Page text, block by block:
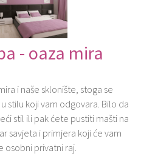
- oaza mira
i naše sklonište, stoga se
stilu koji vam odgovara. Bilo da
stil ili pak ćete pustiti mašti na
savjeta i primjera koji će vam
osobni privatni raj.